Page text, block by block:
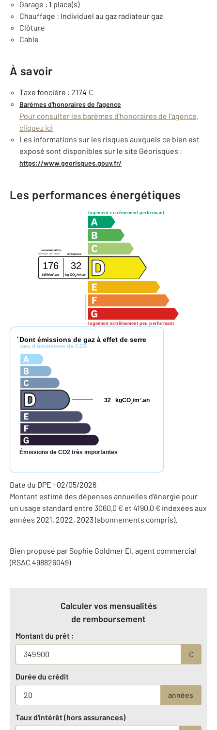
Garage : 1 place(s)
Chauffage : Individuel au gaz radiateur gaz
Clôture
Cable
À savoir
Taxe foncière : 2174 €
Barèmes d'honoraires de l'agence
Pour consulter les barèmes d'honoraires de l'agence,
cliquez ici
Les informations sur les risques auxquels ce bien est
exposé sont disponibles sur le site Géorisques :
https://www.georisques.gouv.fr/
Les performances énergétiques
logement extrêmement performant
logement extrêmement peu performant
consommation
émissions
(énergie primaire)
176 32
kWh/m2.an kg CO2 /m2 .an
* Dont émissions de gaz à effet de serre
peu d'émissions de CO2
Émissions de CO2 très importantes
kgCO2/m2.an
32
Date du DPE : 02/05/2026
Montant estimé des dépenses annuelles d'énergie pour
un usage standard entre 3060,0 € et 4190,0 € indexées aux
années 2021, 2022, 2023 (abonnements compris).
Bien proposé parSophie Goldmer EI, agent commercial
(RSAC 498826049)
Calculer vos mensualités
de remboursement
Montant du prêt :
€
Durée du crédit
années
Taux d'intérêt (hors assurances)